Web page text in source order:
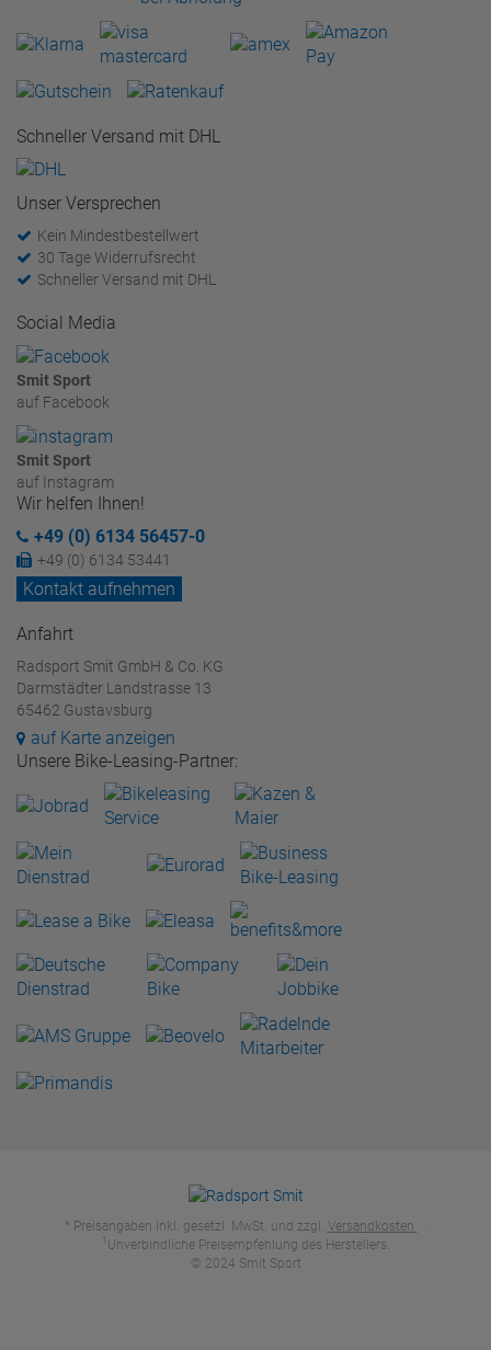
Schneller Versand mit DHL
Unser Versprechen
Kein Mindestbestellwert
30 Tage Widerrufsrecht
Schneller Versand mit DHL
Social Media
Smit Sport
auf Facebook
Smit Sport
auf Instagram
Wir helfen Ihnen!
+49 (0) 6134 56457-0
+49 (0) 6134 53441
Kontakt aufnehmen
Anfahrt
Radsport Smit GmbH & Co. KG
Darmstädter Landstrasse 13
65462 Gustavsburg
auf Karte anzeigen
Unsere Bike-Leasing-Partner:
* Preisangaben inkl. gesetzl. MwSt. und zzgl. Versandkosten .
1 Unverbindliche Preisempfehlung des Herstellers.
© 2024 Smit Sport